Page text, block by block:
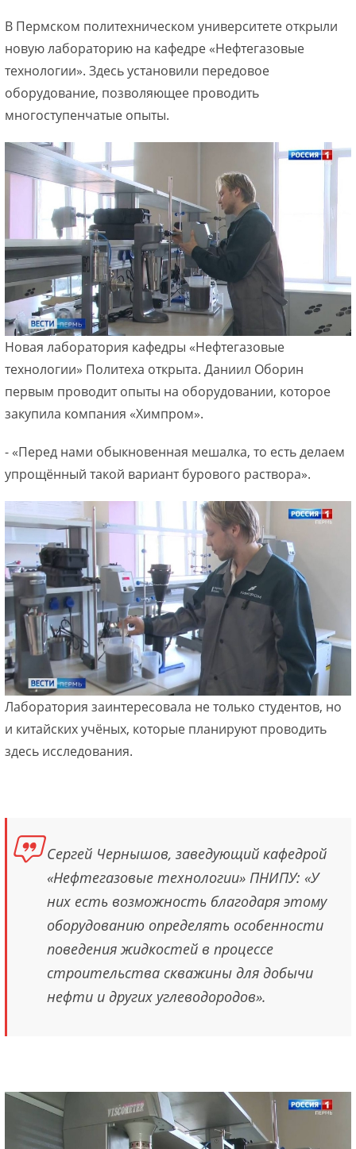
В Пермском политехническом университете открыли
новую лабораторию на кафедре «Нефтегазовые
технологии». Здесь установили передовое
оборудование, позволяющее проводить
многоступенчатые опыты.
Новая лаборатория кафедры «Нефтегазовые
технологии» Политеха открыта. Даниил Оборин
первым проводит опыты на оборудовании, которое
закупила компания «Химпром».
- «Перед нами обыкновенная мешалка, то есть делаем
упрощённый такой вариант бурового раствора».
Лаборатория заинтересовала не только студентов, но
и китайских учёных, которые планируют проводить
здесь исследования.
Сергей Чернышов, заведующий кафедрой
«Нефтегазовые технологии» ПНИПУ: «У
них есть возможность благодаря этому
оборудованию определять особенности
поведения жидкостей в процессе
строительства скважины для добычи
нефти и других углеводородов».